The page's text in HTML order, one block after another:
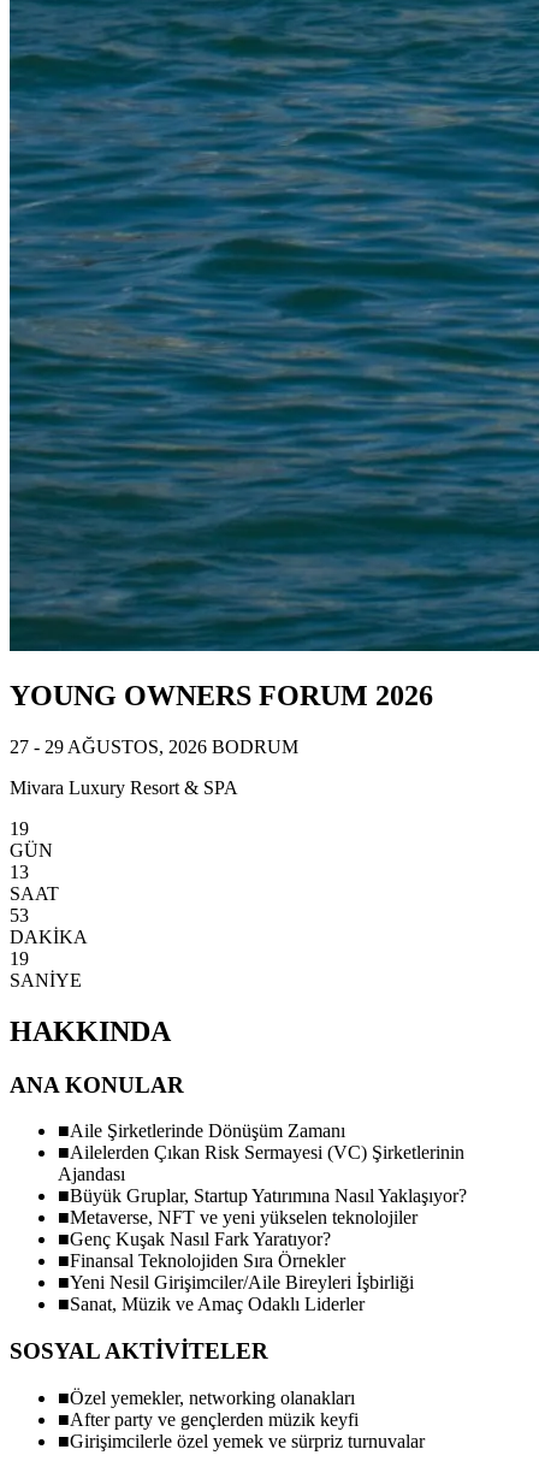
YOUNG OWNERS FORUM 2026
27 - 29 AĞUSTOS, 2026 BODRUM
Mivara Luxury Resort & SPA
19
GÜN
13
SAAT
53
DAKİKA
15
SANİYE
HAKKINDA
ANA KONULAR
■Aile Şirketlerinde Dönüşüm Zamanı
■Ailelerden Çıkan Risk Sermayesi (VC) Şirketlerinin
Ajandası
■Büyük Gruplar, Startup Yatırımına Nasıl Yaklaşıyor?
■Metaverse, NFT ve yeni yükselen teknolojiler
■Genç Kuşak Nasıl Fark Yaratıyor?
■Finansal Teknolojiden Sıra Örnekler
■Yeni Nesil Girişimciler/Aile Bireyleri İşbirliği
■Sanat, Müzik ve Amaç Odaklı Liderler
SOSYAL AKTİVİTELER
■Özel yemekler, networking olanakları
■After party ve gençlerden müzik keyfi
■Girişimcilerle özel yemek ve sürpriz turnuvalar